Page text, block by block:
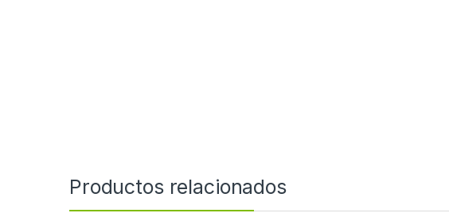
Productos relacionados